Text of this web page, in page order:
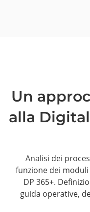
Un
alla
Analisi dei
funzione dei
DP 365+.
guida operative,